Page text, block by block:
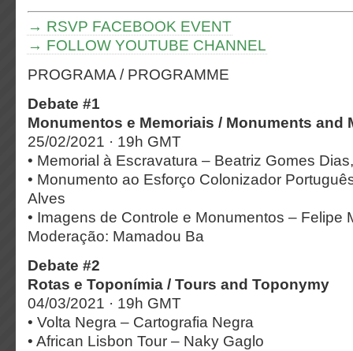
→ RSVP FACEBOOK EVENT
→ FOLLOW YOUTUBE CHANNEL
PROGRAMA / PROGRAMME
Debate #1
Monumentos e Memoriais / Monuments and
25/02/2021 · 19h GMT
• Memorial à Escravatura – Beatriz Gomes
• Monumento ao Esforço Colonizador
Alves
• Imagens de Controle e Monumentos – Felipe
Moderação: Mamadou Ba
Debate #2
Rotas e Toponímia / Tours and Toponymy
04/03/2021 · 19h GMT
• Volta Negra – Cartografia Negra
• African Lisbon Tour – Naky Gaglo